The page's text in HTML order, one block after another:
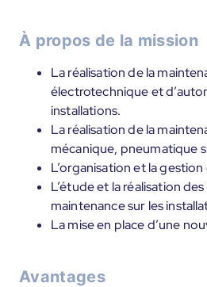
À propos de la mission
La réalisation de la
électrotechnique et
installations.
La réalisation de la
mécanique, pneumatique
L’organisation et la
L’étude et la réalisation
maintenance sur les
La mise en place d’une
Avantages